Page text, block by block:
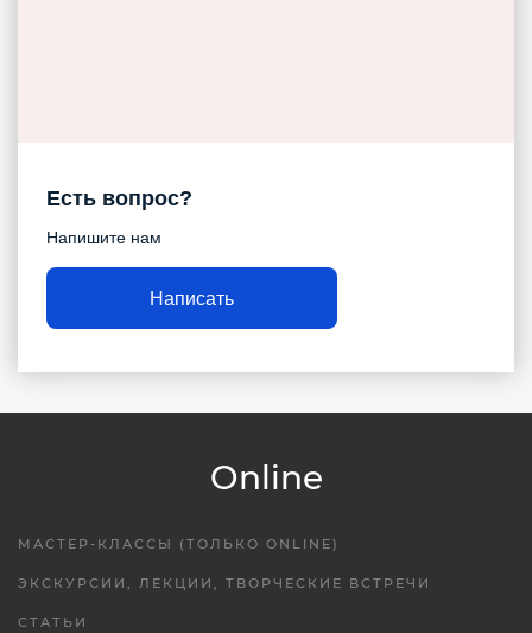
Есть вопрос?
Напишите нам
Написать
Online
МАСТЕР-КЛАССЫ (ТОЛЬКО ONLINE)
ЭКСКУРСИИ, ЛЕКЦИИ, ТВОРЧЕСКИЕ ВСТРЕЧИ
СТАТЬИ